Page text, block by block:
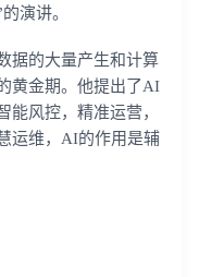
演讲。
的大量产生和计算
黄金期。他提出了AI
能风控，精准运营，
运维，AI的作用是辅